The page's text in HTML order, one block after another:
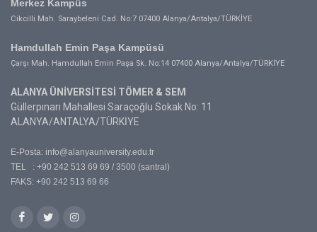
Merkez Kampüs
Cikcilli Mah. Saraybeleni Cad. No:7 07400 Alanya/Antalya/TÜRKİYE
Hamdullah Emin Paşa Kampüsü
Çarşı Mah. Hamdullah Emin Paşa Sk. No:14 07400 Alanya/Antalya/TÜRKİYE
ALANYA ÜNİVERSİTESİ TÖMER & SEM
Güllerpınarı Mahallesi Saraçoğlu Sokak No: 11
ALANYA/ANTALYA/TÜRKİYE
E-Posta: info@alanyauniversity.edu.tr
TEL : +90 242 513 69 69 / 3500 (santral)
FAKS: +90 242 513 69 66